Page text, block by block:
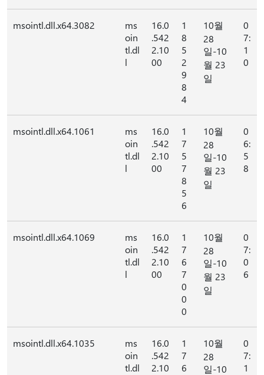
msointl.dll.x64.3082
ms
oin
tl.dl
l
16.0
.542
2.10
00
1
8
5
2
9
8
4
10월
28
일-10
월 23
일
0
7:
1
0
msointl.dll.x64.1061
ms
oin
tl.dl
l
16.0
.542
2.10
00
1
7
5
7
8
5
6
10월
28
일-10
월 23
일
0
6:
5
8
msointl.dll.x64.1069
ms
oin
tl.dl
l
16.0
.542
2.10
00
1
7
6
7
0
0
0
10월
28
일-10
월 23
일
0
7:
0
6
msointl.dll.x64.1035
ms
oin
tl.dl
16.0
.542
2.10
1
7
6
10월
28
일-10
0
7:
1